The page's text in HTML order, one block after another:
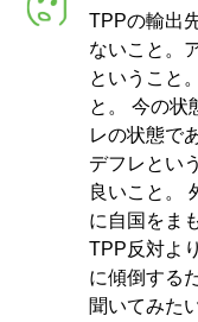
TPPの輸出
ないこと。
ということ
と。 今の状
レの状態で
デフレとい
良いこと。
に自国をま
TPP反対よ
に傾倒する
聞いてみた